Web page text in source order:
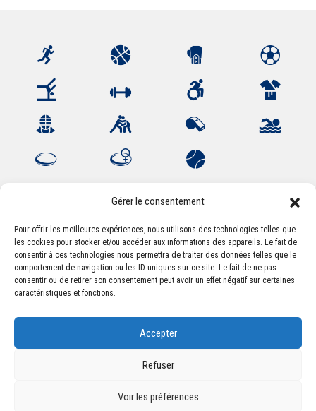
Gérer le consentement
Pour offrir les meilleures expériences, nous utilisons des technologies telles que
les cookies pour stocker et/ou accéder aux informations des appareils. Le fait de
consentir à ces technologies nous permettra de traiter des données telles que le
comportement de navigation ou les ID uniques sur ce site. Le fait de ne pas
consentir ou de retirer son consentement peut avoir un effet négatif sur certaines
caractéristiques et fonctions.
Accepter
Refuser
Voir les préférences
Association Sportive Montferrandaise
84, boulevard Léon Jouhaux
CS 80221 - 63021 Clermont-Ferrand Cedex 2
accueil@asm-omnisports.com